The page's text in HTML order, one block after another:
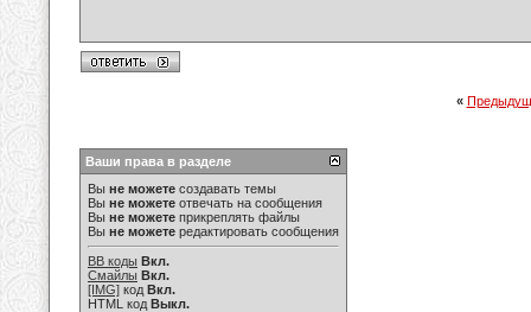
«
Ваши права в разделе
Вы не можете создавать темы
Вы не можете отвечать на сообщения
Вы не можете прикреплять файлы
Вы не можете редактировать сообщения
BB коды Вкл.
Смайлы Вкл.
[IMG] код Вкл.
HTML код Выкл.